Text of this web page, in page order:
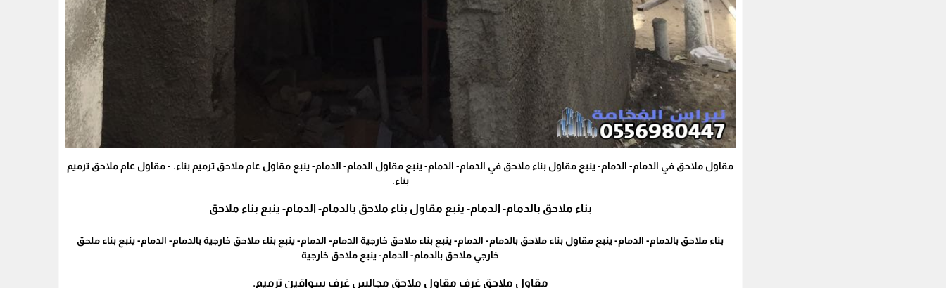
مقاول ملاحق في الدمام- الدمام- ينبع مقاول بناء ملاحق في الدمام- الدمام- ينبع مقاول الدمام- الدمام- ينبع مقاول عام ملاحق ترميم بناء. - مقاول عام ملاحق ترميم
بناء.
بناء ملاحق بالدمام- الدمام- ينبع مقاول بناء ملاحق بالدمام- الدمام- ينبع بناء ملاحق
بناء ملاحق بالدمام- الدمام- ينبع مقاول بناء ملاحق بالدمام- الدمام- ينبع بناء ملاحق خارجية الدمام- الدمام- ينبع بناء ملاحق خارجية بالدمام- الدمام- ينبع بناء ملحق
خارجي ملاحق بالدمام- الدمام- ينبع ملاحق خارجية
مقاول ملاحق غرف مقاول ملاحق مجالس غرف سواقين ترميم.